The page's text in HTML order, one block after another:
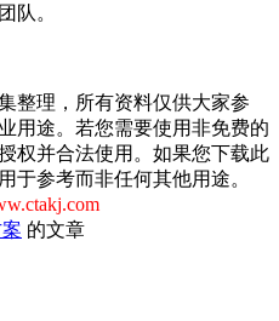
队。
整理，所有资料仅供大家参
用途。若您需要使用非免费的
权并合法使用。如果您下载此
于参考而非任何其他用途。
的文章